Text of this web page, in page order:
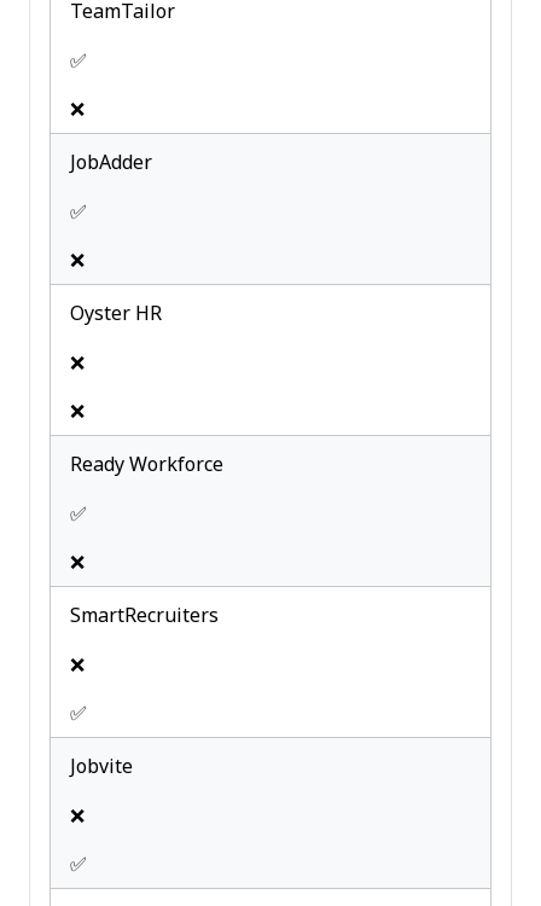
TeamTailor
✅
❌
JobAdder
✅
❌
Oyster HR
❌
❌
Ready Workforce
✅
❌
SmartRecruiters
❌
✅
Jobvite
❌
✅